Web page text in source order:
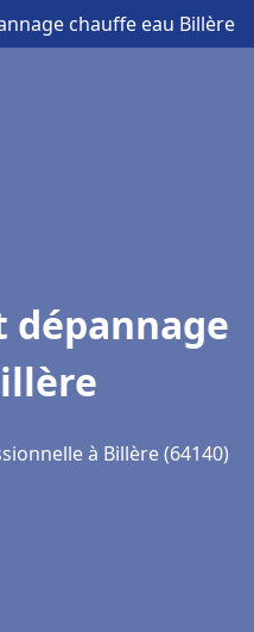
chauffe eau Billère
à Billère (64140)